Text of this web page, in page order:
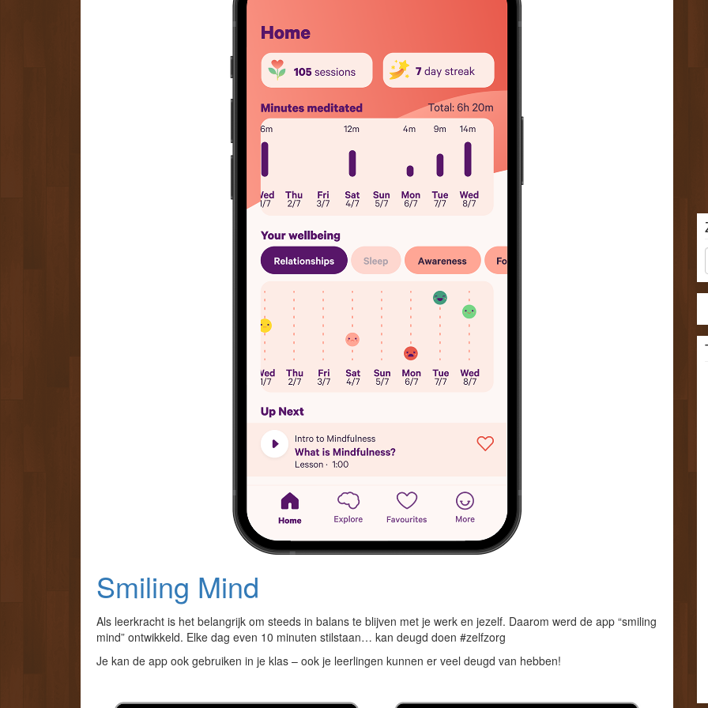
Smiling Mind
Als leerkracht is het belangrijk om steeds in balans te blijven met je werk en jezelf. Daarom werd de app “smiling
mind” ontwikkeld. Elke dag even 10 minuten stilstaan… kan deugd doen #zelfzorg
Je kan de app ook gebruiken in je klas – ook je leerlingen kunnen er veel deugd van hebben!